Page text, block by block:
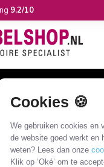
Cookies 🍪
We gebruiken cookies en
de website goed werkt en
weten? Lees dan onze
Klik op ‘Oké’ om te
9.2/10
(flexibel)
1